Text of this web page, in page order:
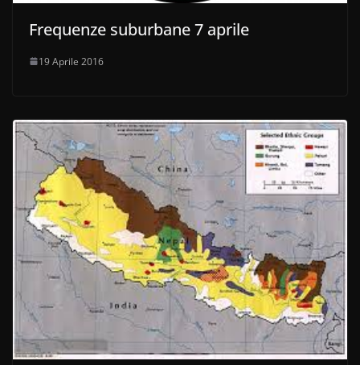
Frequenze suburbane 7 aprile
19 Aprile 2016